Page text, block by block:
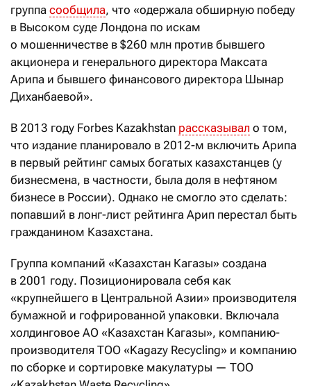
группа сообщила, что «одержала обширную победу
в Высоком суде Лондона по искам
о мошенничестве в $260 млн против бывшего
акционера и генерального директора Максата
Арипа и бывшего финансового директора Шынар
Диханбаевой».
В 2013 году Forbes Kazakhstan рассказывал о том,
что издание планировало в 2012-м включить Арипа
в первый рейтинг самых богатых казахстанцев (у
бизнесмена, в частности, была доля в нефтяном
бизнесе в России). Однако не смогло это сделать:
попавший в лонг-лист рейтинга Арип перестал быть
гражданином Казахстана.
Группа компаний «Казахстан Кагазы» создана
в 2001 году. Позиционировала себя как
«крупнейшего в Центральной Азии» производителя
бумажной и гофрированной упаковки. Включала
холдинговое АО «Казахстан Кагазы», компанию-
производителя ТОО «Kagazy Recycling» и компанию
по сборке и сортировке макулатуры — ТОО